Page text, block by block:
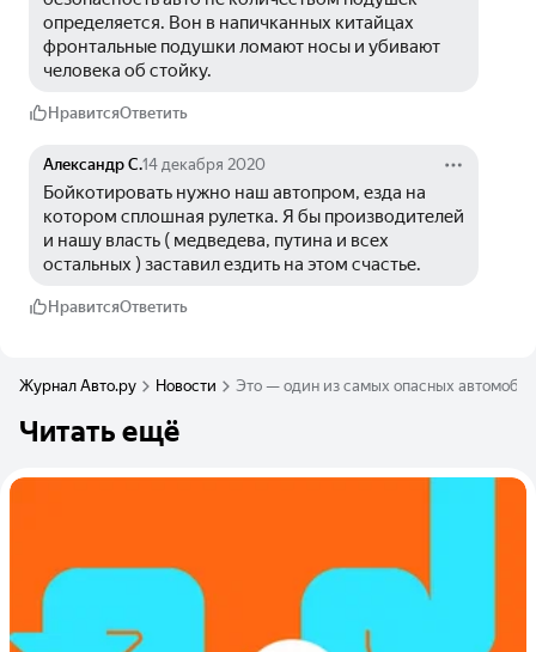
определяется. Вон в напичканных китайцах
фронтальные подушки ломают носы и убивают
человека об стойку.
НравитсяОтветить
Александр С.14 декабря 2020
Бойкотировать нужно наш автопром, езда на
котором сплошная рулетка. Я бы производителей
и нашу власть ( медведева, путина и всех
остальных ) заставил ездить на этом счастье.
НравитсяОтветить
Журнал Авто.ру Новости Это — один из самых опасных
Читать ещё